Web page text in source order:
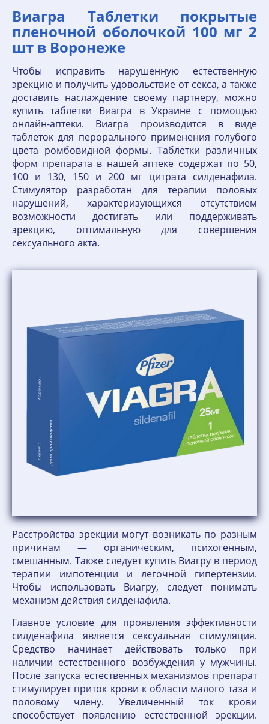
Виагра Таблетки покрытые
пленочной оболочкой 100 мг 2
шт в Воронеже
Чтобы исправить нарушенную естественную
эрекцию и получить удовольствие от секса, а также
доставить наслаждение своему партнеру, можно
купить таблетки Виагра в Украине с помощью
онлайн-аптеки. Виагра производится в виде
таблеток для перорального применения голубого
цвета ромбовидной формы. Таблетки различных
форм препарата в нашей аптеке содержат по 50,
100 и 130, 150 и 200 мг цитрата силденафила.
Стимулятор разработан для терапии половых
нарушений, характеризующихся отсутствием
возможности достигать или поддерживать
эрекцию, оптимальную для совершения
сексуального акта.
Расстройства эрекции могут возникать по разным
причинам — органическим, психогенным,
смешанным. Также следует купить Виагру в период
терапии импотенции и легочной гипертензии.
Чтобы использовать Виагру, следует понимать
механизм действия силденафила.
Главное условие для проявления эффективности
силденафила является сексуальная стимуляция.
Средство начинает действовать только при
наличии естественного возбуждения у мужчины.
После запуска естественных механизмов препарат
стимулирует приток крови к области малого таза и
половому члену. Увеличенный ток крови
способствует появлению естественной эрекции.